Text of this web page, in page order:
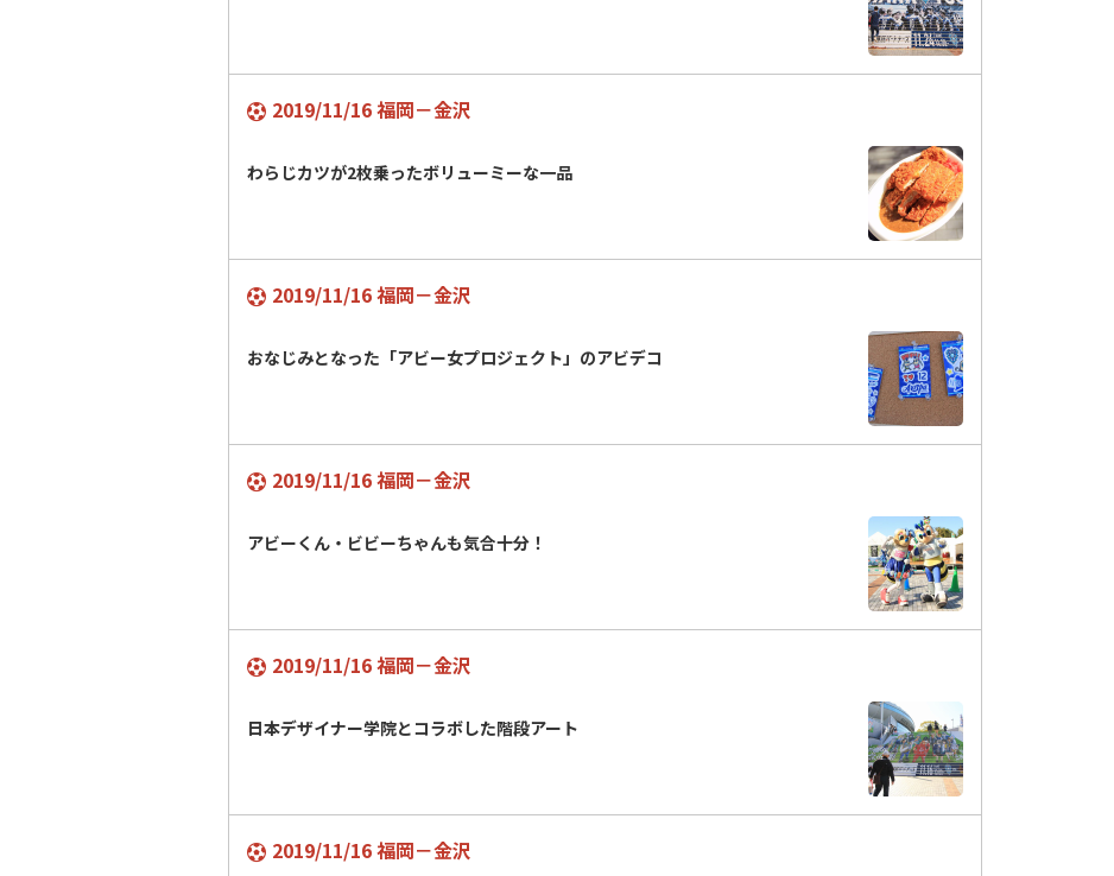
2019/11/16 福岡－金沢
わらじカツが2枚乗ったボリューミーな一品
2019/11/16 福岡－金沢
おなじみとなった「アビー女プロジェクト」のアビデコ
2019/11/16 福岡－金沢
アビーくん・ビビーちゃんも気合十分！
2019/11/16 福岡－金沢
日本デザイナー学院とコラボした階段アート
2019/11/16 福岡－金沢